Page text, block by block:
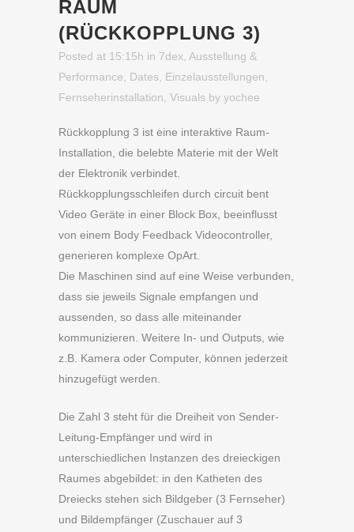
RAUM
(RÜCKKOPPLUNG 3)
Posted at 15:15h in 7dex Ausstellung &
Performance
Dates Einzelausstellungen
Fernseherinstallation Visuals by yochee
Rückkopplung 3 ist eine interaktive Raum-
Installation, die belebte Materie mit der Welt
der Elektronik verbindet.
Rückkopplungsschleifen durch circuit bent
Video Geräte in einer Block Box, beeinflusst
von einem Body Feedback Videocontroller,
generieren komplexe OpArt.
Die Maschinen sind auf eine Weise verbunden,
dass sie jeweils Signale empfangen und
aussenden, so dass alle miteinander
kommunizieren. Weitere In- und Outputs, wie
z.B. Kamera oder Computer, können jederzeit
hinzugefügt werden.
Die Zahl 3 steht für die Dreiheit von Sender-
Leitung-Empfänger und wird in
unterschiedlichen Instanzen des dreieckigen
Raumes abgebildet: in den Katheten des
Dreiecks stehen sich Bildgeber (3 Fernseher)
und Bildempfänger (Zuschauer auf 3